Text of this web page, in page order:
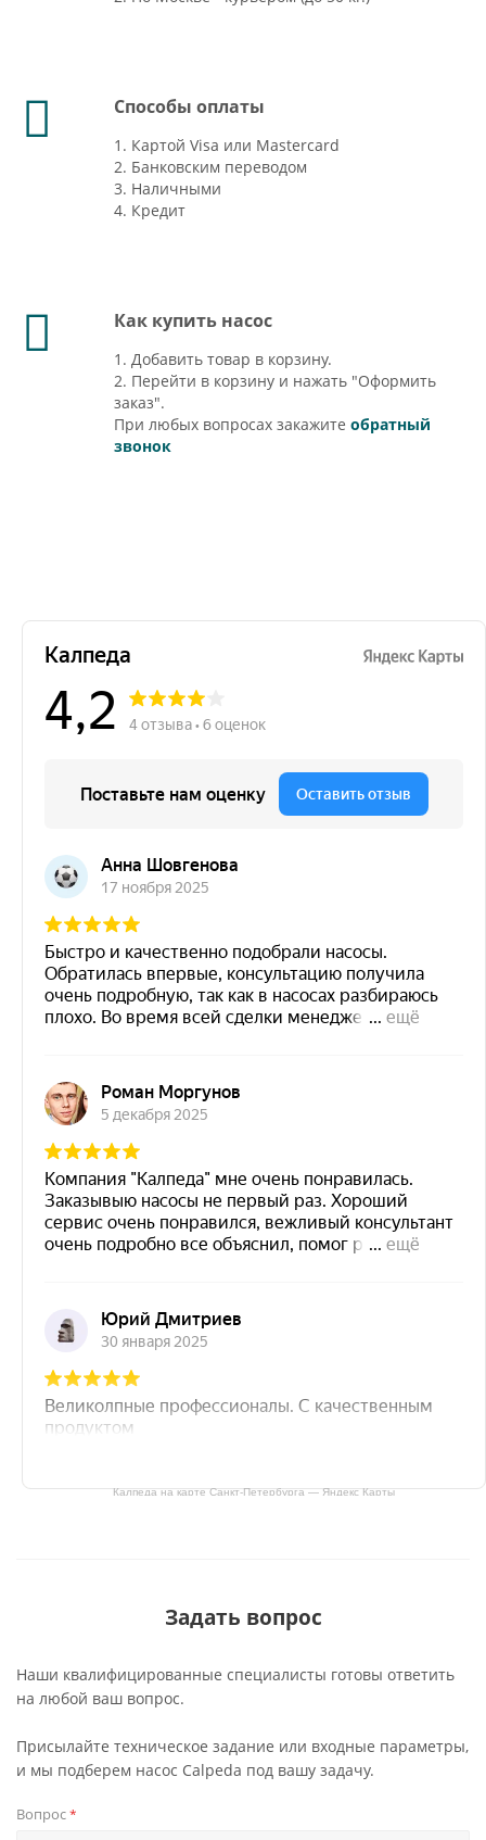
Способы оплаты
1. Картой Visa или Mastercard
2. Банковским переводом
3. Наличными
4. Кредит
Как купить насос
1. Добавить товар в корзину.
2. Перейти в корзину и нажать "Оформить
заказ".
При любых вопросах закажите обратный
звонок
Калпеда на карте Санкт‑Петербурга — Яндекс Карты
Задать вопрос
Наши квалифицированные специалисты готовы ответить
на любой ваш вопрос.
Присылайте техническое задание или входные параметры,
и мы подберем насос Calpeda под вашу задачу.
Вопрос*